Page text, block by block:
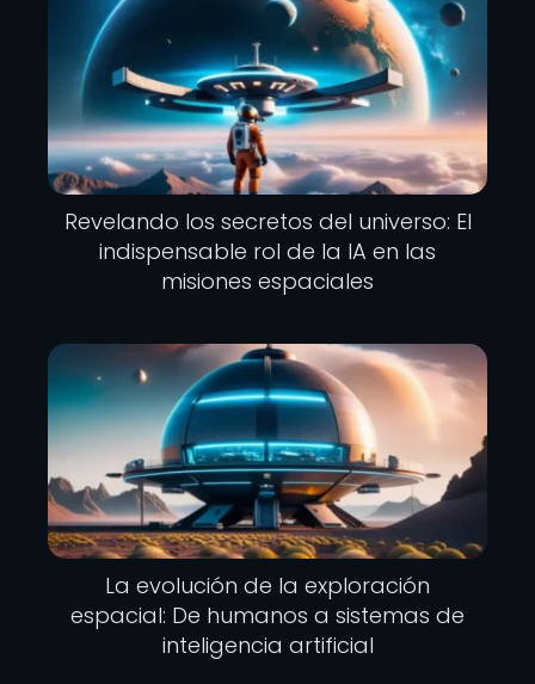
Revelando los secretos del universo: El
indispensable rol de la IA en las
misiones espaciales
La evolución de la exploración
espacial: De humanos a sistemas de
inteligencia artificial